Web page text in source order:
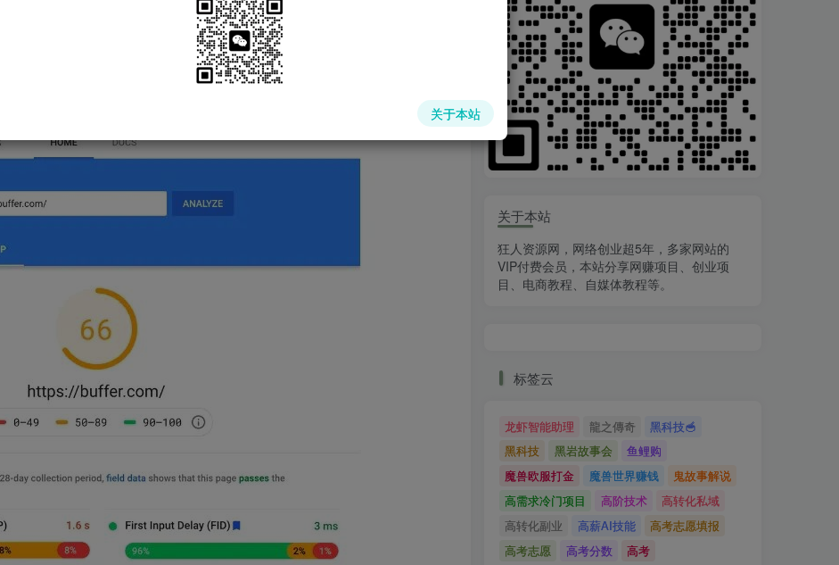
关于本站
狂人资源网，网络创业超5年，多家网站的
VIP付费会员，本站分享网赚项目、创业项
目、电商教程、自媒体教程等。
标签云
龙虾智能助理 龍之傳奇
黑科技🥣
黑科技
黑岩故事会
鱼鲤购
魔兽欧服打金
魔兽世界赚钱
鬼故事解说
高需求冷门项目
高阶技术
高转化私域
高转化副业
高薪AI技能
高考志愿填报
高考志愿
高考分数
高考
关于本站